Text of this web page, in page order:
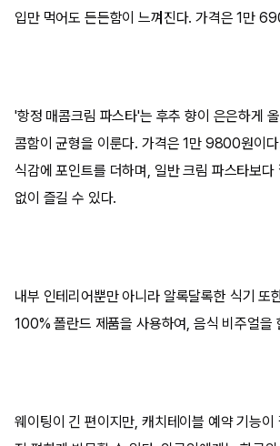
입만 먹어도 든든함이 느껴진다. 가격은 1만
'항정 매콤크림 파스타'는 후추 향이 은은하게
콤함이 균형을 이룬다. 가격은 1만 9800원이다
식감에 포인트를 더하며, 일반 크림 파스타보다
없이 즐길 수 있다.
내부 인테리어뿐만 아니라 알록달록한 식기 또
100% 폴란드 제품을 사용하여, 음식 비주얼을
웨이팅이 긴 편이지만, 캐치테이블 예약 기능이